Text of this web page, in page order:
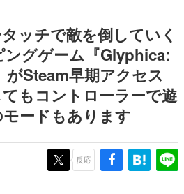
影響を受けた作家さんに取材し、ゲームが
ツ産業やカルチャーに与えた影響を探る企
ゲーム産業史
ゲーム史における主要なトピック・タイト
か、開発者へのインタビューや識者による
20年の歴史が一望できる決定版！
〜ゲームクリエイターの青春〜
ーム業界レポートマンガです。
ムは面白い？
ッチで敵を倒していく
グゲーム『Glyphica:
Steam早期アクセス
もコントローラーで遊
ードもあります
反応